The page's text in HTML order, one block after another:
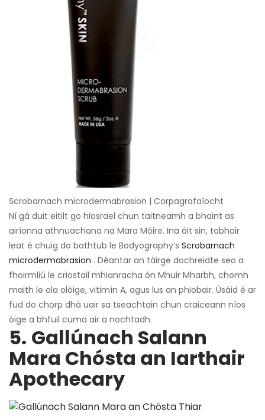
Scrobarnach microdermabrasion | Corpagrafaíocht
Ní gá duit eitilt go hIosrael chun taitneamh a bhaint as
airíonna athnuachana na Mara Móire. Ina áit sin, tabhair
leat é chuig do bathtub le Bodyography’s Scrobarnach
microdermabrasion . Déantar an táirge dochreidte seo a
fhoirmliú le criostail mhianracha ón Mhuir Mharbh, chomh
maith le ola olóige, vitimín A, agus lus an phiobair. Úsáid é ar
fud do chorp dhá uair sa tseachtain chun craiceann níos
óige a bhfuil cuma air a nochtadh.
5. Gallúnach Salann
Mara Chósta an Iarthair
Apothecary